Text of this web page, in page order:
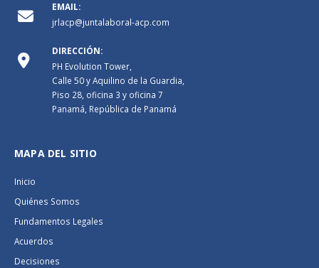
EMAIL:
jrlacp@juntalaboral-acp.com
DIRECCIÓN:
PH Evolution Tower,
Calle 50 y Aquilino de la Guardia,
Piso 28, oficina 3 y oficina 7
Panamá, República de Panamá
MAPA DEL SITIO
Inicio
Quiénes Somos
Fundamentos Legales
Acuerdos
Decisiones